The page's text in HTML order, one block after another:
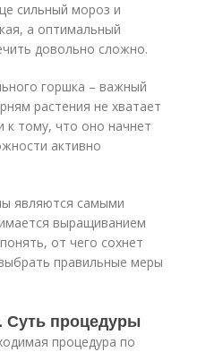
сильный мороз и
а оптимальный
довольно сложно.
горшка – важный
растения не хватает
к тому, что оно начнет
активно
являются самыми
выращиванием
от чего сохнет
правильные меры
Суть процедуры
процедура по